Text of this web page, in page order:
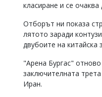
коментар,
сигнализирайте
класиране и се
Отборът ни показа
лятото заради
двубоите на
"Арена Бургас"
заключителната
Иран.